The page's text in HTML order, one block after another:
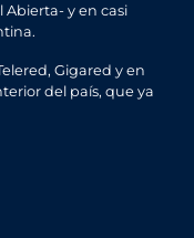
Abierta- y en casi
Gigared y en
del país, que ya